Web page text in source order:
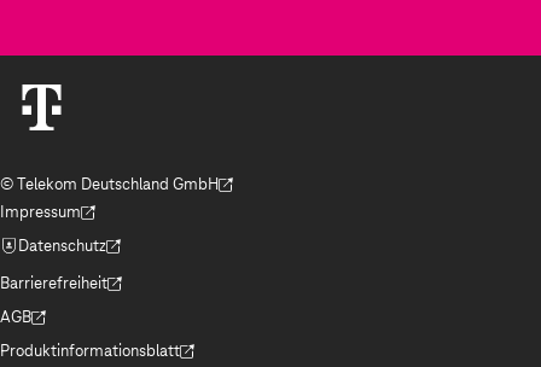
© Telekom Deutschland GmbH
(Der Link wird in einem neuen Tab geöffnet)
Impressum
(Der Link wird in einem neuen Tab geöffnet)
Datenschutz
(Der Link wird in einem neuen Tab geöffnet)
Barrierefreiheit
(Der Link wird in einem neuen Tab geöffnet)
AGB
(Der Link wird in einem neuen Tab geöffnet)
Produktinformationsblatt
(Der Link wird in einem neuen Tab geöffnet)